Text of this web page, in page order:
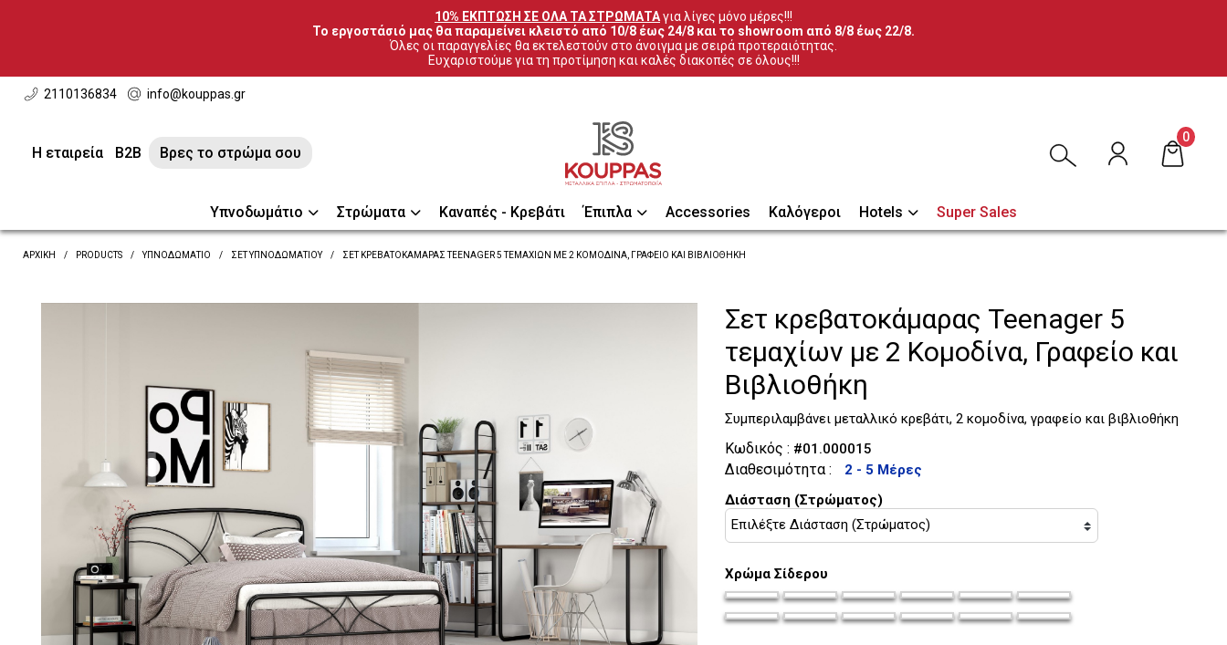
10% ΕΚΠΤΩΣΗ ΣΕ ΟΛΑ ΤΑ ΣΤΡΩΜΑΤΑ για λίγες μόνο μέρες!!!
Το εργοστάσιό μας θα παραμείνει κλειστό από 10/8 έως 24/8 και το showroom από 8/8 έως 22/8.
Όλες οι παραγγελίες θα εκτελεστούν στο άνοιγμα με σειρά προτεραιότητας.
Ευχαριστούμε για τη προτίμηση και καλές διακοπές σε όλους!!!
2110136834 info@kouppas.gr
Η εταιρεία B2B Βρες το στρώμα σου
0
Υπνοδωμάτιο Στρώματα Καναπές - Κρεβάτι Έπιπλα Accessories Καλόγεροι Hotels Super Sales
ΑΡΧΙΚΗ PRODUCTS ΥΠΝΟΔΩΜΆΤΙΟ ΣΕΤ ΥΠΝΟΔΩΜΑΤΊΟΥ ΣΕΤ ΚΡΕΒΑΤΟΚΆΜΑΡΑΣ TEENAGER 5 ΤΕΜΑΧΊΩΝ ΜΕ 2 ΚΟΜΟΔΊΝΑ, ΓΡΑΦΕΊΟ ΚΑΙ ΒΙΒΛΙΟΘΉΚΗ
Σετ κρεβατοκάμαρας Teenager 5
τεμαχίων με 2 Κομοδίνα, Γραφείο και
Βιβλιοθήκη
Συμπεριλαμβάνει μεταλλικό κρεβάτι, 2 κομοδίνα, γραφείο και βιβλιοθήκη
Κωδικός : #01.000015
Διαθεσιμότητα :
2 - 5 Μέρες
Διάσταση (Στρώματος)
Χρώμα Σίδερου
chroma-siderou_35
chroma-siderou_36
chroma-siderou_37
chroma-siderou_38
chroma-siderou_39
chroma-siderou_40
chroma-siderou_41
chroma-siderou_42
chroma-siderou_43
chroma-siderou_44
chroma-siderou_45
chroma-siderou_46